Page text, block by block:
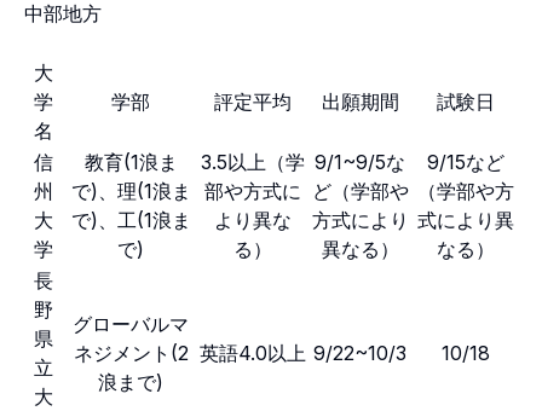
中部地方
大
学
名
学部 評定平均 出願期間 試験日
信
州
大
学
教育(1浪ま
で)、理(1浪ま
で)、工(1浪ま
で)
3.5以上（学
部や方式に
より異な
る）
9/1~9/5な
ど（学部や
方式により
異なる）
9/15など
（学部や方
式により異
なる）
長
野
県
立
大
グローバルマ
ネジメント(2
浪まで)
英語4.0以上 9/22~10/3 10/18